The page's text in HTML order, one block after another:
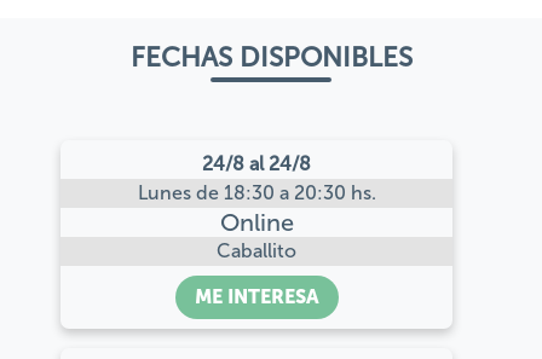
FECHAS DISPONIBLES
24/8 al 24/8
Lunes de 18:30 a 20:30 hs.
Online
Caballito
ME INTERESA